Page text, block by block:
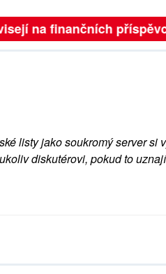
na finančních
listy jako soukromý server si
diskutérovi, pokud to